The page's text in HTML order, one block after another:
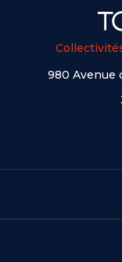
980 Avenue